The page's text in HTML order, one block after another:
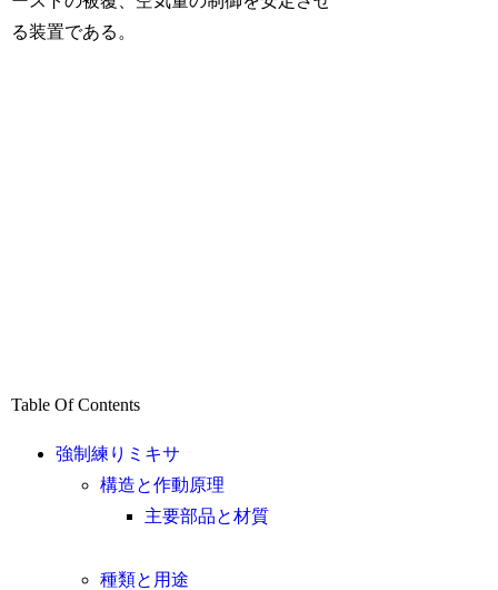
る装置である。
Table Of Contents
強制練りミキサ
構造と作動原理
主要部品と材質
種類と用途